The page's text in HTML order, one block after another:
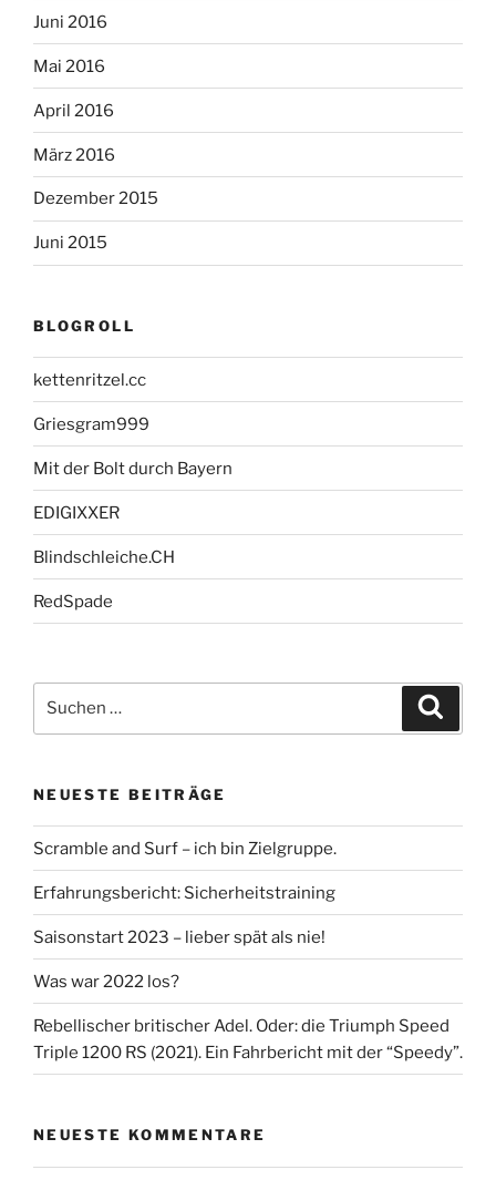
Juni 2016
Mai 2016
April 2016
März 2016
Dezember 2015
Juni 2015
BLOGROLL
kettenritzel.cc
Griesgram999
Mit der Bolt durch Bayern
EDIGIXXER
Blindschleiche.CH
RedSpade
nach:
NEUESTE BEITRÄGE
Scramble and Surf – ich bin Zielgruppe.
Erfahrungsbericht: Sicherheitstraining
Saisonstart 2023 – lieber spät als nie!
Was war 2022 los?
Rebellischer britischer Adel. Oder: die Triumph Speed
Triple 1200 RS (2021). Ein Fahrbericht mit der “Speedy”.
NEUESTE KOMMENTARE